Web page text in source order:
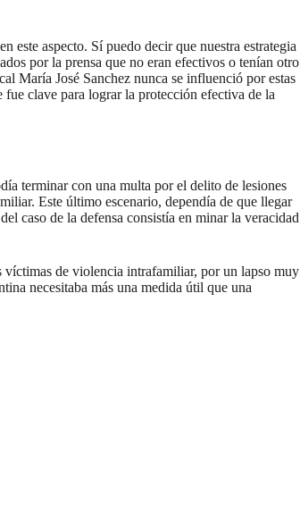
este aspecto. Sí puedo decir que nuestra estrategia
por la prensa que no eran efectivos o tenían otro
María José Sanchez nunca se influenció por estas
fue clave para lograr la protección efectiva de la
terminar con una multa por el delito de lesiones
Este último escenario, dependía de que llegar
caso de la defensa consistía en minar la veracidad
víctimas de violencia intrafamiliar, por un lapso muy
necesitaba más una medida útil que una